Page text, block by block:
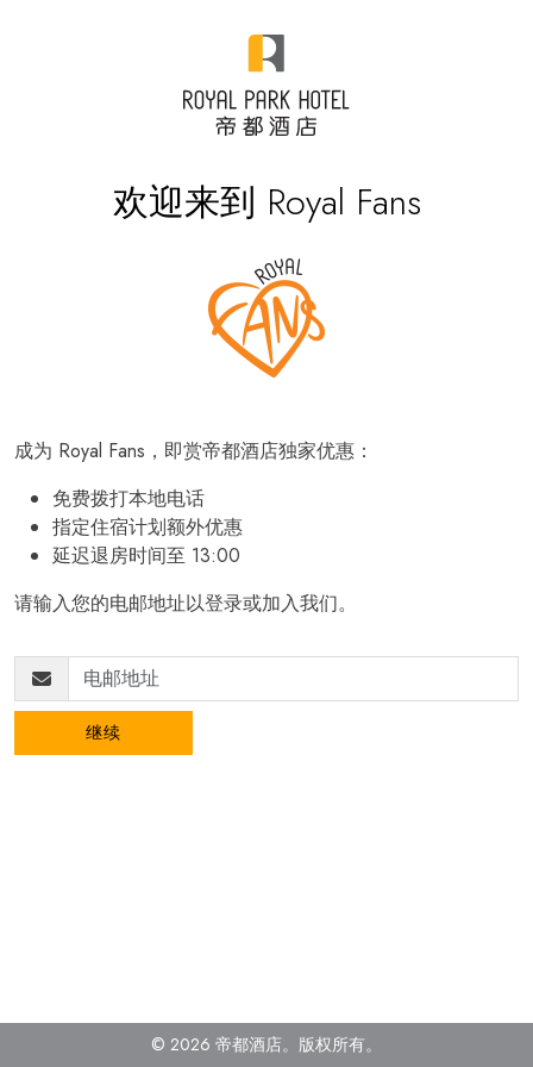
欢迎来到 Royal Fans
成为 Royal Fans，即赏帝都酒店独家优惠：
免费拨打本地电话
指定住宿计划额外优惠
延迟退房时间至 13:00
请输入您的电邮地址以登录或加入我们。
继续
© 2026 帝都酒店。 版权所有。